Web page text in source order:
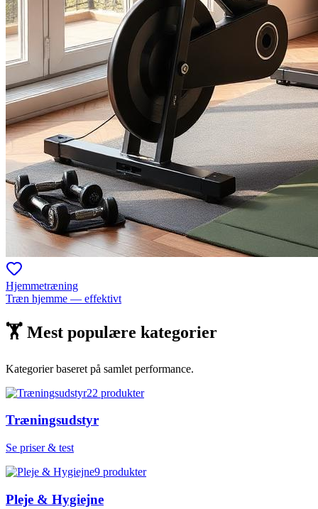
Hjemmetræning
Træn hjemme — effektivt
🏋 Mest populære kategorier
Kategorier baseret på samlet performance.
22 produkter
Træningsudstyr
Se priser & test
9 produkter
Pleje & Hygiejne